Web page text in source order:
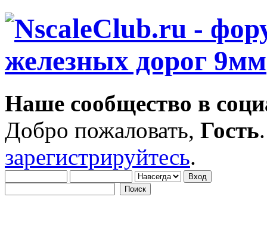
Наше сообщество в
Добро пожаловать, Гость
зарегистрируйтесь.